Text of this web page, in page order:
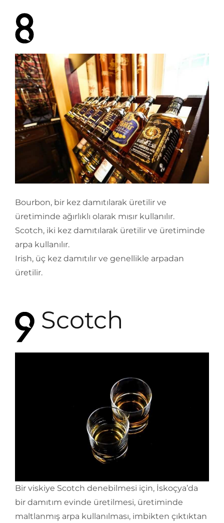
Bourbon, bir kez damıtılarak üretilir ve
üretiminde ağırlıklı olarak mısır kullanılır.
Scotch, iki kez damıtılarak üretilir ve üretiminde
arpa kullanılır.
Irish, üç kez damıtılır ve genellikle arpadan
üretilir.
Scotch
Bir viskiye Scotch denebilmesi için, İskoçya’da
bir damıtım evinde üretilmesi, üretiminde
maltlanmış arpa kullanılması, imbikten çıktıktan